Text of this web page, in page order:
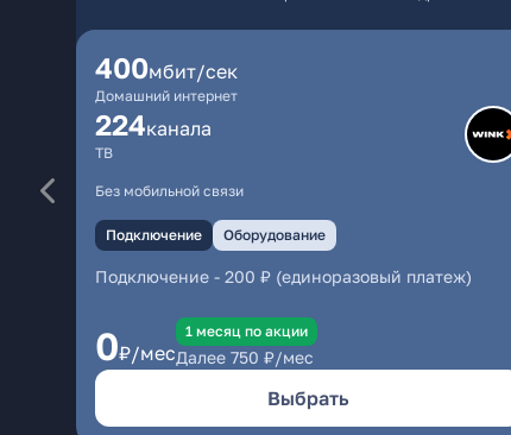
400мбит/сек
Домашний интернет
224каналa
ТВ
Без мобильной связи
Подключение Оборудование
Подключение - 200 ₽ (единоразовый платеж)
0₽/мес
1 месяц по акции
Далее 750 ₽/мес
Выбрать